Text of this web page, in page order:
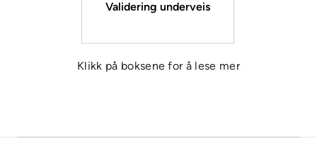
Validering underveis
Klikk på boksene for å lese mer